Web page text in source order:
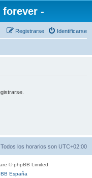
forever -
Identificarse
Registrarse
Todos los horarios son UTC+02:00
© phpBB Limited
España